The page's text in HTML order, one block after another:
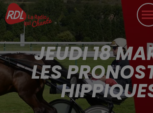
JEUDI 18
LES